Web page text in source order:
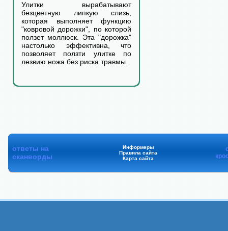
Улитки вырабатывают
безцветную липкую слизь,
которая выполняет функцию
"ковровой дорожки", по которой
ползет моллюск. Эта "дорожка"
настолько эффективна, что
позволяет ползти улитке по
лезвию ножа без риска травмы.
ответы на
сканворды
Информеры
Правила сайта
Карта сайта